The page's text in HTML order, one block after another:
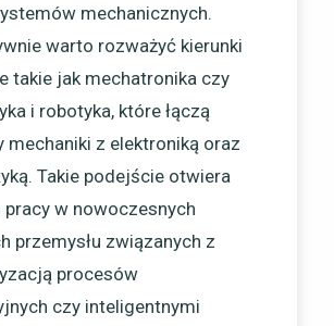
mechanicznych.
warto rozważyć kierunki
takie jak mechatronika czy
i robotyka, które łączą
mechaniki z elektroniką oraz
Takie podejście otwiera
w nowoczesnych
przemysłu związanych z
procesów
czy inteligentnymi